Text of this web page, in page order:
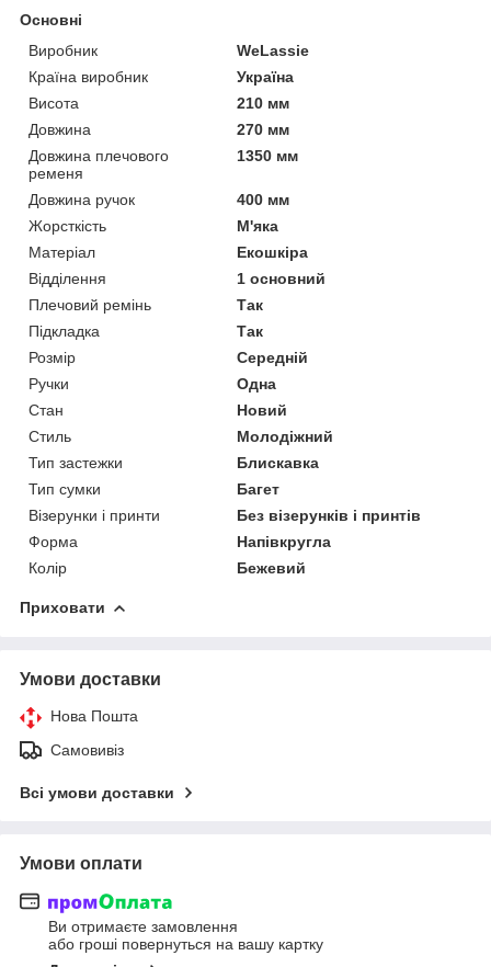
Основні
Виробник
WeLassie
Країна виробник
Україна
Висота
210 мм
Довжина
270 мм
Довжина плечового
ременя
1350 мм
Довжина ручок
400 мм
Жорсткість
М'яка
Матеріал
Екошкіра
Відділення
1 основний
Плечовий ремінь
Так
Підкладка
Так
Розмір
Середній
Ручки
Одна
Стан
Новий
Стиль
Молодіжний
Тип застежки
Блискавка
Тип сумки
Багет
Візерунки і принти
Без візерунків і принтів
Форма
Напівкругла
Колір
Бежевий
Приховати
Умови доставки
Нова Пошта
Самовивіз
Всі умови доставки
Умови оплати
Ви отримаєте замовлення
або гроші повернуться на вашу картку